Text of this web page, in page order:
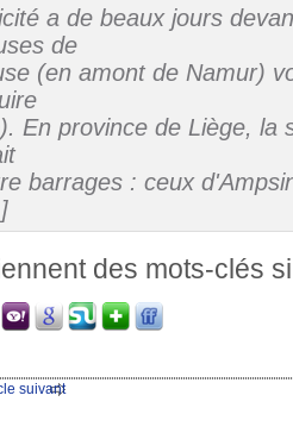
a de beaux jours
de
(en amont de Namur)
En province de Liège, la
barrages : ceux
des mots-clés
suivant